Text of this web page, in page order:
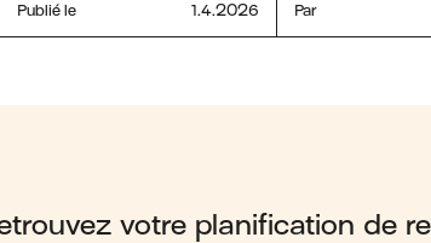
Publié le 1.4.2026 Par
votre planification de